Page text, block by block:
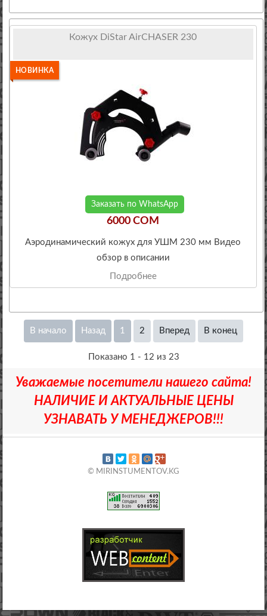
Кожух DiStar AirCHASER 230
НОВИНКА
Заказать по WhatsApp
6000 COM
Аэродинамический кожух для УШМ 230 мм Видео
обзор в описании
Подробнее
В начало Назад 1 2 Вперед В конец
Показано 1 - 12 из 23
Уважаемые посетители нашего сайта!
НАЛИЧИЕ И АКТУАЛЬНЫЕ ЦЕНЫ
УЗНАВАТЬ У МЕНЕДЖЕРОВ!!!
© MIRINSTUMENTOV.KG